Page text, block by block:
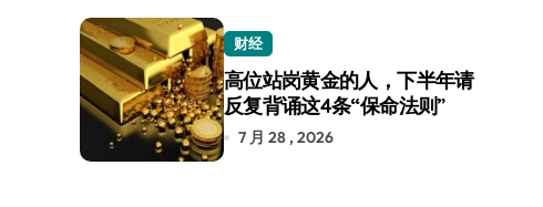
财经
高位站岗黄金的人，下半年请
反复背诵这4条“保命法则”
7 月 28 , 2026